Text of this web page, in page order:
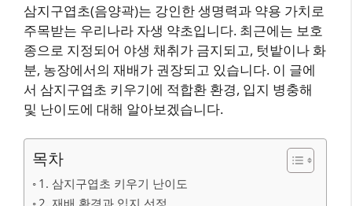
삼지구엽초(음양곽)는 강인한 생명력과 약용 가치로
주목받는 우리나라 자생 약초입니다. 최근에는 보호
종으로 지정되어 야생 채취가 금지되고, 텃밭이나 화
분, 농장에서의 재배가 권장되고 있습니다. 이 글에
서 삼지구엽초 키우기에 적합환 환경, 입지 병충해
및 난이도에 대해 알아보겠습니다.
목차
1. 삼지구엽초 키우기 난이도
2. 재배 환경과 입지 선정